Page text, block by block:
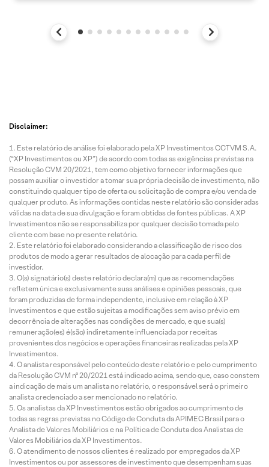
Disclaimer:
Este relatório de análise foi elaborado pela XP Investimentos CCTVM S.A.
(“XP Investimentos ou XP”) de acordo com todas as exigências previstas na
Resolução CVM 20/2021, tem como objetivo fornecer informações que
possam auxiliar o investidor a tomar sua própria decisão de investimento, não
constituindo qualquer tipo de oferta ou solicitação de compra e/ou venda de
qualquer produto. As informações contidas neste relatório são consideradas
válidas na data de sua divulgação e foram obtidas de fontes públicas. A XP
Investimentos não se responsabiliza por qualquer decisão tomada pelo
cliente com base no presente relatório.
Este relatório foi elaborado considerando a classificação de risco dos
produtos de modo a gerar resultados de alocação para cada perfil de
investidor.
O(s) signatário(s) deste relatório declara(m) que as recomendações
refletem única e exclusivamente suas análises e opiniões pessoais, que
foram produzidas de forma independente, inclusive em relação à XP
Investimentos e que estão sujeitas a modificações sem aviso prévio em
decorrência de alterações nas condições de mercado, e que sua(s)
remuneração(es) é(são) indiretamente influenciada por receitas
provenientes dos negócios e operações financeiras realizadas pela XP
Investimentos.
O analista responsável pelo conteúdo deste relatório e pelo cumprimento
da Resolução CVM nº 20/2021 está indicado acima, sendo que, caso constem
a indicação de mais um analista no relatório, o responsável será o primeiro
analista credenciado a ser mencionado no relatório.
Os analistas da XP Investimentos estão obrigados ao cumprimento de
todas as regras previstas no Código de Conduta da APIMEC Brasil para o
Analista de Valores Mobiliários e na Política de Conduta dos Analistas de
Valores Mobiliários da XP Investimentos.
O atendimento de nossos clientes é realizado por empregados da XP
Investimentos ou por assessores de investimento que desempenham suas